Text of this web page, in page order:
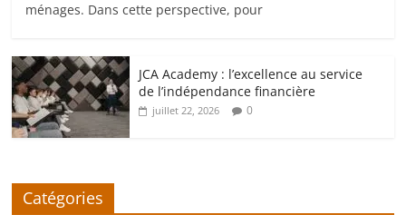
ménages. Dans cette perspective, pour
JCA Academy : l’excellence au service
de l’indépendance financière
juillet 22, 2026 0
Catégories